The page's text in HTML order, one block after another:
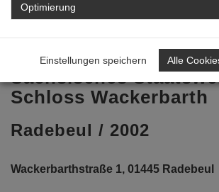
2007
Sächsisches
Schloss Wackerbarth
Radebeul / 2002
Wackerbarthstraße 1, 01445 Radebeul
Optimierung
Einstellungen speichern Alle